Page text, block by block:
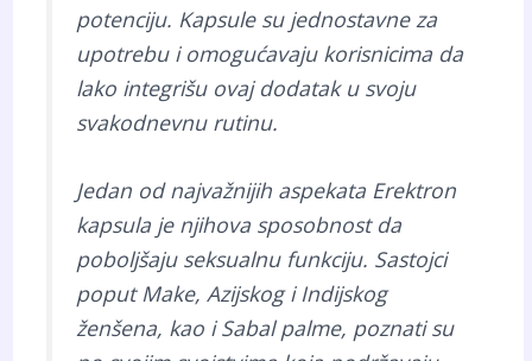
potenciju. Kapsule su jednostavne za
upotrebu i omogućavaju korisnicima da
lako integrišu ovaj dodatak u svoju
svakodnevnu rutinu.
Jedan od najvažnijih aspekata Erektron
kapsula je njihova sposobnost da
poboljšaju seksualnu funkciju. Sastojci
poput Make, Azijskog i Indijskog
ženšena, kao i Sabal palme, poznati su